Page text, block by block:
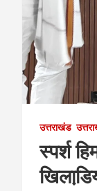
उत्तराखंड
स्पर्श